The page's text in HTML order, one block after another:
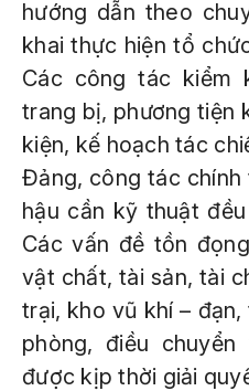
hướng dẫn theo
khai thực hiện tổ
Các công tác kiểm
trang bị, phương tiện
kiện, kế hoạch tác
Đảng, công tác
hậu cần kỹ thuật
Các vấn đề tồn
vật chất, tài sản, tài
trại, kho vũ khí –
phòng, điều
được kịp thời giải